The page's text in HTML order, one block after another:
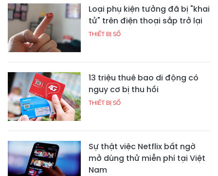
Loại phụ kiện tưởng đã bị "khai
tử" trên điện thoại sắp trở lại
THIẾT BỊ SỐ
13 triệu thuê bao di động có
nguy cơ bị thu hồi
THIẾT BỊ SỐ
Sự thật việc Netflix bất ngờ
mở dùng thử miễn phí tại Việt
Nam